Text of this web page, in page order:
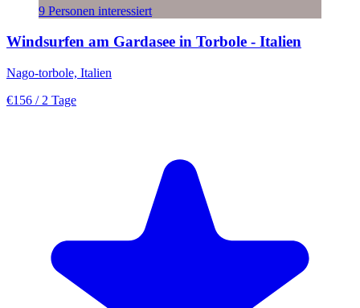
9 Personen interessiert
Windsurfen am Gardasee in Torbole - Italien
Nago-torbole, Italien
€156 / 2 Tage